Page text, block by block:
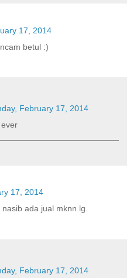
17, 2014
betul :)
February 17, 2014
17, 2014
ada jual mknn lg.
February 17, 2014